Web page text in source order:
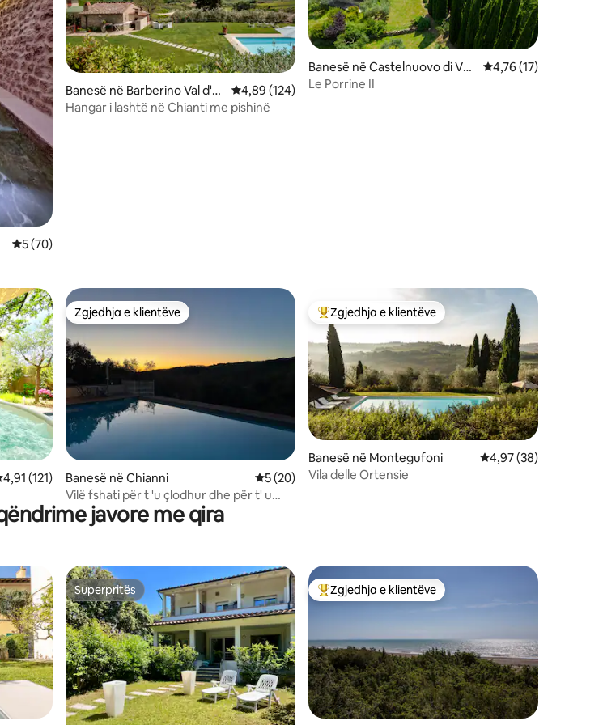
Vlerësimi mesatar 5 nga 5, 70 vlerësime
5 (70)
Banesë në Barberino Val d'El
sa
Vlerësimi mesatar 4,89 nga 5, 124 vlerësime
4,89 (124)
Hangar i lashtë në Chianti me pishinë
Banesë në Castelnuovo di Val
di Cecina
Vlerësimi mesatar
4,76 (17)
Le Porrine II
mesatar 4,91 nga 5, 121 vlerësime
4,91 (121)
dhe
Zgjedhja e klientëve
Zgjedhja e klientëve
Banesë në Chianni Vlerësimi mesatar 5 nga 5, 20 vlerësime
5 (20)
Vilë fshati për t 'u çlodhur dhe për t' u
kënaqur
Më të mirat e zgjedhjeve të klientëve
Zgjedhja e klientëve
Banesë në Montegufoni Vlerësimi mesatar
4,97 (38)
Vila delle Ortensie
javore me qira
Superpritës
Superpritës Më të mirat e zgjedhjeve të klientëve
Zgjedhja e klientëve